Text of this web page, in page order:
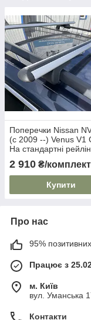
Поперечки Nissan
(c 2009 --) Venus V1
На стандартні
2 910 ₴/комплект
Купити
Про нас
95% позитивних
Працює з
м. Київ
вул. Уманська
Контакти